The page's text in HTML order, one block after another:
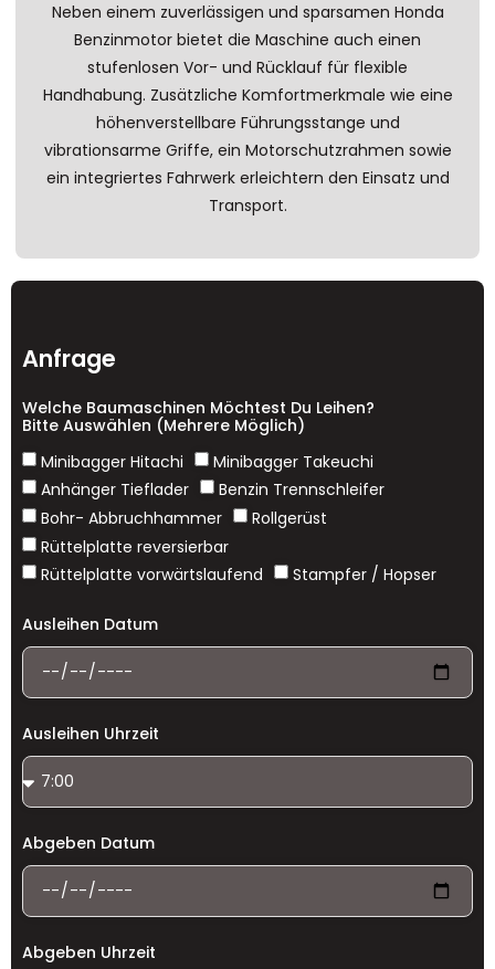
Neben einem zuverlässigen und sparsamen Honda
Benzinmotor bietet die Maschine auch einen
stufenlosen Vor- und Rücklauf für flexible
Handhabung. Zusätzliche Komfortmerkmale wie eine
höhenverstellbare Führungsstange und
vibrationsarme Griffe, ein Motorschutzrahmen sowie
ein integriertes Fahrwerk erleichtern den Einsatz und
Transport.
Anfrage
Welche Baumaschinen Möchtest Du Leihen?
Bitte Auswählen (mehrere Möglich)
Minibagger Hitachi
Minibagger Takeuchi
Anhänger Tieflader
Benzin Trennschleifer
Bohr- Abbruchhammer
Rollgerüst
Rüttelplatte reversierbar
Rüttelplatte vorwärtslaufend
Stampfer / Hopser
Ausleihen Datum
Ausleihen Uhrzeit
Abgeben Datum
Abgeben Uhrzeit